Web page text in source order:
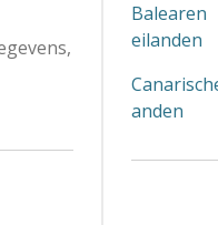
Balearen
eilanden
anden